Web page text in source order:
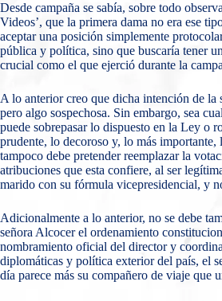
Desde campaña se sabía, sobre todo
Videos’, que la primera dama no era ese
aceptar una posición simplemente
pública y política, sino que buscaría tener
crucial como el que ejerció durante la
A lo anterior creo que dicha intención de la
pero algo sospechosa. Sin embargo, sea
puede sobrepasar lo dispuesto en la Ley o
prudente, lo decoroso y, lo más importante,
tampoco debe pretender reemplazar la
atribuciones que esta confiere, al ser
marido con su fórmula vicepresidencial, y
Adicionalmente a lo anterior, no se debe
señora Alcocer el ordenamiento
nombramiento oficial del director y
diplomáticas y política exterior del país, el
día parece más su compañero de viaje que